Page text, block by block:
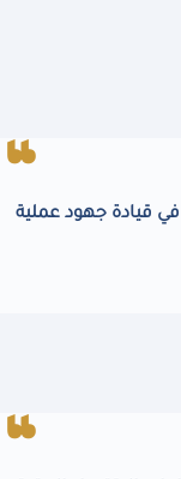
في قيادة جهود عملية